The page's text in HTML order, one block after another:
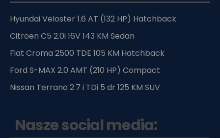
Hyundai Veloster 1.6 AT (132 HP) Hatchback
Citroen C5 2.0i 16V 143 KM Sedan
Fiat Croma 2500 TDE 105 KM Hatchback
Ford S-MAX 2.0 AMT (210 HP) Compact
Nissan Terrano 2.7 i TDi 5 dr 125 KM SUV
Nasze social media: